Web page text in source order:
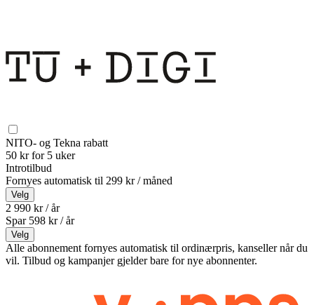
NITO- og Tekna rabatt
50 kr for 5 uker
Introtilbud
Fornyes automatisk til 299 kr / måned
Velg
2 990 kr / år
Spar 598 kr /år
Velg
Alle abonnement fornyes automatisk til ordinærpris, kanseller når du
vil. Tilbud og kampanjer gjelder bare for nye abonnenter.